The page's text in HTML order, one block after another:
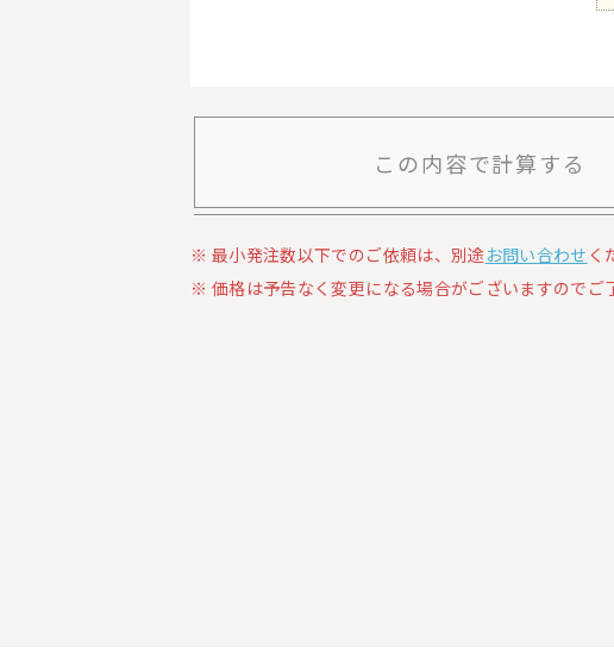
この内容で計算する
最小発注数以下でのご依頼は、別途 お問い合わせ く
価格は予告なく変更になる場合がございますのでご